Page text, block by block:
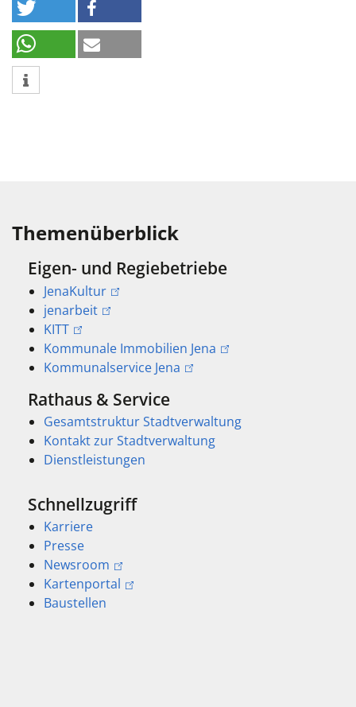
Themenüberblick
Eigen- und Regiebetriebe
JenaKultur
jenarbeit
KITT
Kommunale Immobilien Jena
Kommunalservice Jena
Rathaus & Service
Gesamtstruktur Stadtverwaltung
Kontakt zur Stadtverwaltung
Dienstleistungen
Schnellzugriff
Karriere
Presse
Newsroom
Kartenportal
Baustellen